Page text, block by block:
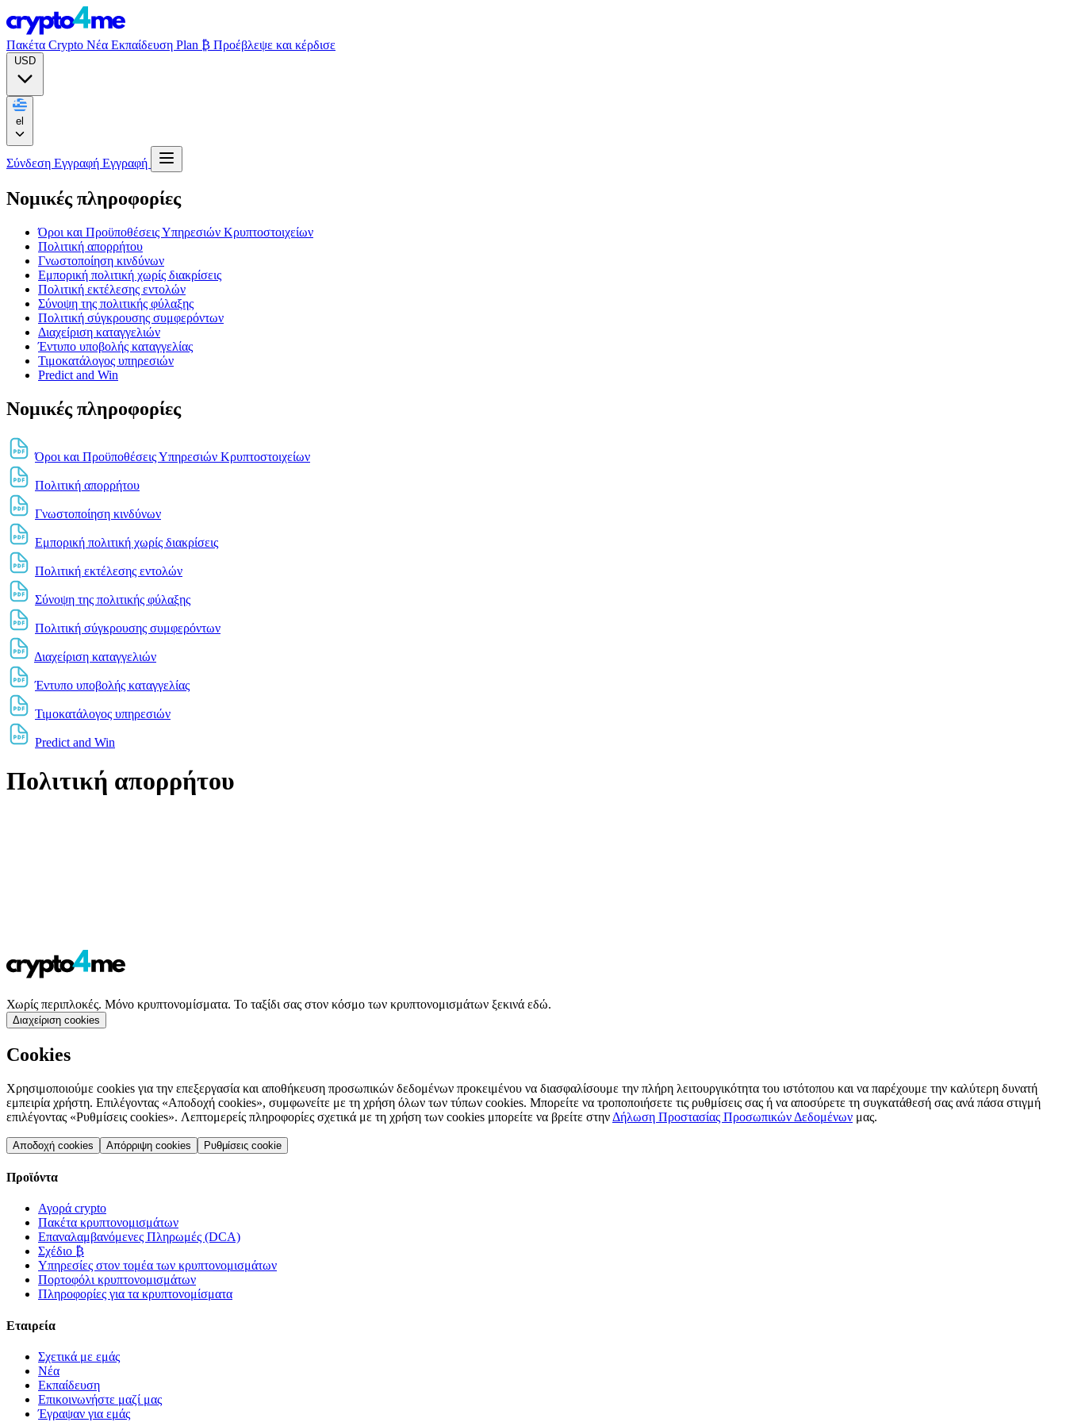
Πακέτα Crypto Νέα Εκπαίδευση Plan ₿ Προέβλεψε και κέρδισε
Σύνδεση Εγγραφή Εγγραφή
Νομικές πληροφορίες
Όροι και Προϋποθέσεις Υπηρεσιών Κρυπτοστοιχείων
Πολιτική απορρήτου
Γνωστοποίηση κινδύνων
Εμπορική πολιτική χωρίς διακρίσεις
Πολιτική εκτέλεσης εντολών
Σύνοψη της πολιτικής φύλαξης
Πολιτική σύγκρουσης συμφερόντων
Διαχείριση καταγγελιών
Έντυπο υποβολής καταγγελίας
Τιμοκατάλογος υπηρεσιών
Predict and Win
Νομικές πληροφορίες
Όροι και Προϋποθέσεις Υπηρεσιών Κρυπτοστοιχείων
Πολιτική απορρήτου
Γνωστοποίηση κινδύνων
Εμπορική πολιτική χωρίς διακρίσεις
Πολιτική εκτέλεσης εντολών
Σύνοψη της πολιτικής φύλαξης
Πολιτική σύγκρουσης συμφερόντων
Διαχείριση καταγγελιών
Έντυπο υποβολής καταγγελίας
Τιμοκατάλογος υπηρεσιών
Predict and Win
Πολιτική απορρήτου
Χωρίς περιπλοκές. Μόνο κρυπτονομίσματα. Το ταξίδι σας στον κόσμο των κρυπτονομισμάτων ξεκινά εδώ.
Διαχείριση cookies
Cookies
Χρησιμοποιούμε cookies για την επεξεργασία και αποθήκευση προσωπικών δεδομένων προκειμένου να διασφαλίσουμε την πλήρη λειτουργικότητα του ιστότοπου και να παρέχουμε την καλύτερη δυνατή
εμπειρία χρήστη. Επιλέγοντας «Αποδοχή cookies», συμφωνείτε με τη χρήση όλων των τύπων cookies. Μπορείτε να τροποποιήσετε τις ρυθμίσεις σας ή να αποσύρετε τη συγκατάθεσή σας ανά πάσα στιγμή
επιλέγοντας «Ρυθμίσεις cookies». Λεπτομερείς πληροφορίες σχετικά με τη χρήση των cookies μπορείτε να βρείτε στην Δήλωση Προστασίας Προσωπικών Δεδομένων μας.
Αποδοχή cookies Απόρριψη cookies Ρυθμίσεις cookie
Προϊόντα
Αγορά crypto
Πακέτα κρυπτονομισμάτων
Επαναλαμβανόμενες Πληρωμές (DCA)
Σχέδιο ₿
Υπηρεσίες στον τομέα των κρυπτονομισμάτων
Πορτοφόλι κρυπτονομισμάτων
Πληροφορίες για τα κρυπτονομίσματα
Εταιρεία
Σχετικά με εμάς
Νέα
Εκπαίδευση
Επικοινωνήστε μαζί μας
Έγραψαν για εμάς